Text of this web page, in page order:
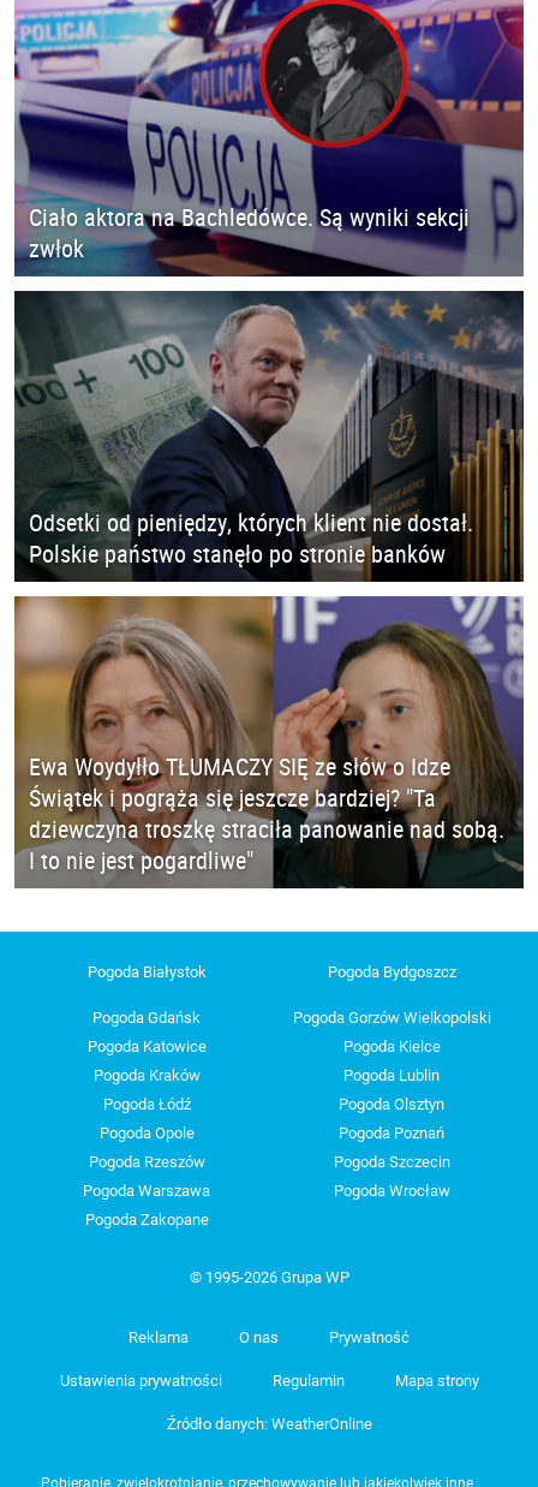
Ciało aktora na Bachledówce. Są wyniki sekcji
zwłok
Odsetki od pieniędzy, których klient nie dostał.
Polskie państwo stanęło po stronie banków
Ewa Woydyłło TŁUMACZY SIĘ ze słów o Idze
Świątek i pogrąża się jeszcze bardziej? "Ta
dziewczyna troszkę straciła panowanie nad sobą.
I to nie jest pogardliwe"
Pogoda Białystok Pogoda Bydgoszcz
Pogoda Gdańsk
Pogoda Gorzów Wielkopolski
Pogoda Katowice
Pogoda Kielce
Pogoda Kraków
Pogoda Lublin
Pogoda Łódź
Pogoda Olsztyn
Pogoda Opole
Pogoda Poznań
Pogoda Rzeszów
Pogoda Szczecin
Pogoda Warszawa
Pogoda Wrocław
Pogoda Zakopane
© 1995-2026 Grupa WP
Reklama O nas Prywatność
Ustawienia prywatności Regulamin Mapa strony
Źródło danych: WeatherOnline
Pobieranie, zwielokrotnianie, przechowywanie lub jakiekolwiek inne